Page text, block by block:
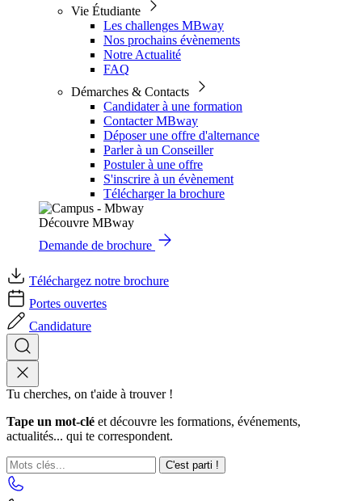
Vie Étudiante
Les challenges MBway
Nos prochains évènements
Notre Actualité
FAQ
Démarches & Contacts
Candidater à une formation
Contacter MBway
Déposer une offre d'alternance
Parler à un Conseiller
Postuler à une offre
S'inscrire à un évènement
Télécharger la brochure
Découvre MBway
Demande de brochure
Téléchargez notre brochure
Portes ouvertes
Candidature
Tu cherches, on t'aide à trouver !
Tape un mot-clé et découvre les formations, événements,
actualités... qui te correspondent.
C'est parti !